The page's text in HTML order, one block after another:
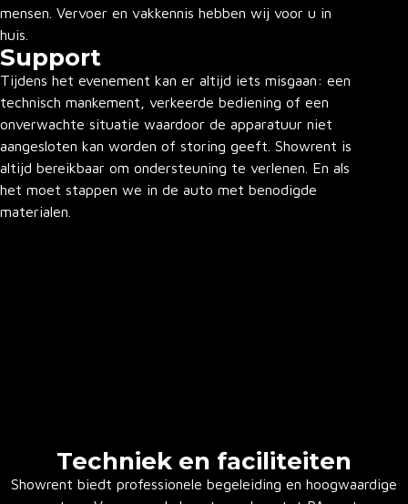
mensen. Vervoer en vakkennis hebben wij voor u in
huis.
Support
Tijdens het evenement kan er altijd iets misgaan: een
technisch mankement, verkeerde bediening of een
onverwachte situatie waardoor de apparatuur niet
aangesloten kan worden of storing geeft. Showrent is
altijd bereikbaar om ondersteuning te verlenen. En als
het moet stappen we in de auto met benodigde
materialen.
Techniek en faciliteiten
Showrent biedt professionele begeleiding en hoogwaardige